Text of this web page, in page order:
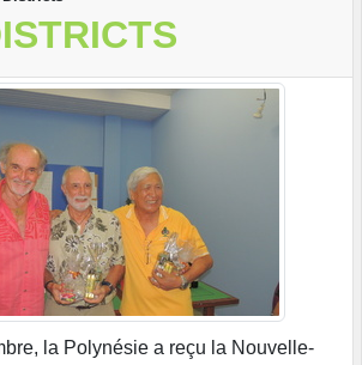
la Polynésie a reçu la Nouvelle-